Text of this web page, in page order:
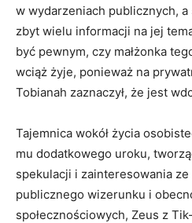
w wydarzeniach publicznych,
zbyt wielu informacji na jej
być pewnym, czy małżonka
wciąż żyje, ponieważ na
Tobianah zaznaczył, że jest
Tajemnica wokół życia
mu dodatkowego uroku,
spekulacji i zainteresowania
publicznego wizerunku i
społecznościowych, Zeus z